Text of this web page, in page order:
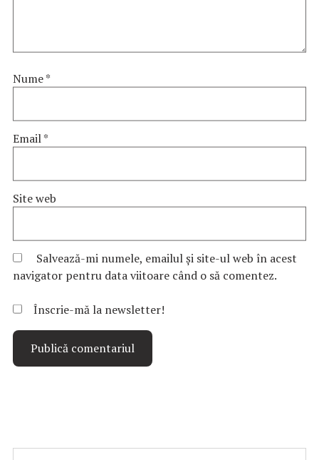
Nume*
Email*
Site web
Salvează-mi numele, emailul și site-ul web în acest
navigator pentru data viitoare când o să comentez.
Înscrie-mă la newsletter!